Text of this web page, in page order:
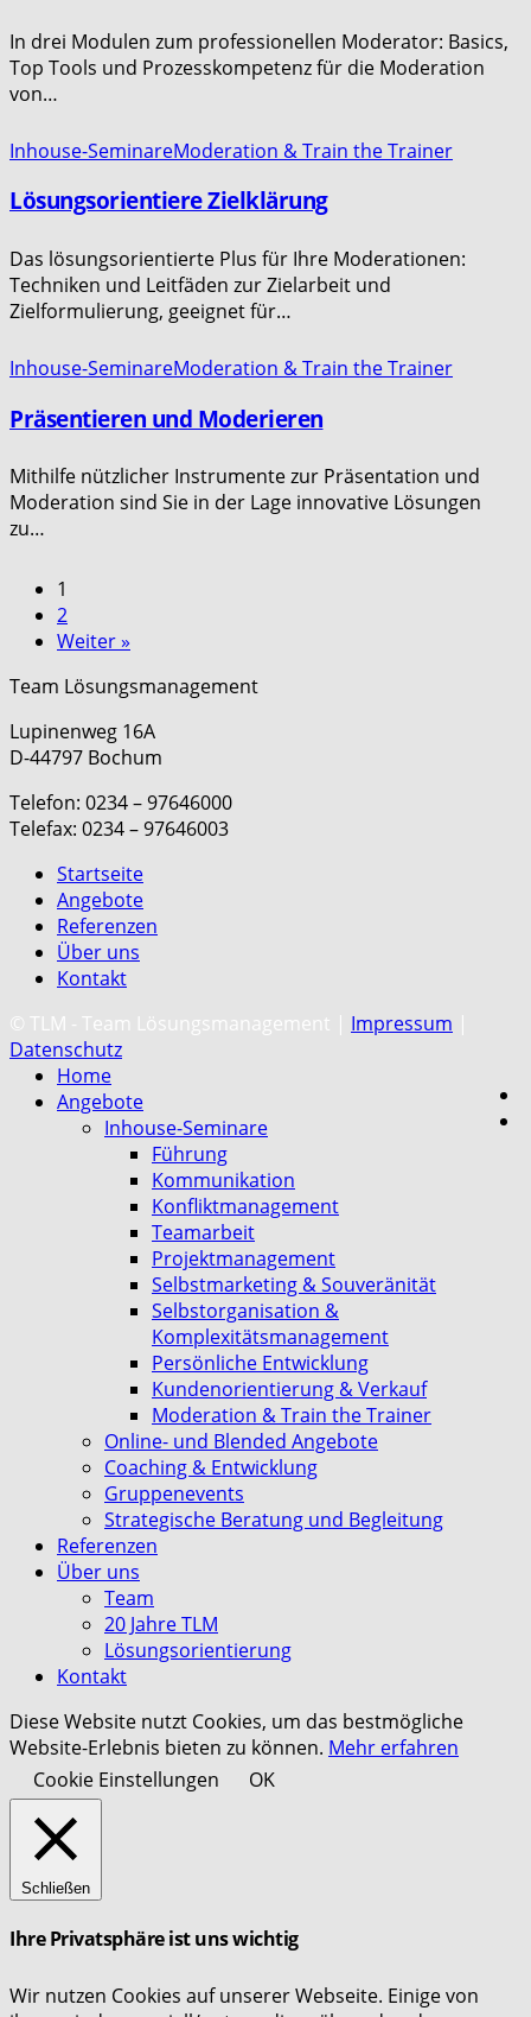
In drei Modulen zum professionellen Moderator: Basics,
Top Tools und Prozesskompetenz für die Moderation
von…
Inhouse-SeminareModeration & Train the Trainer
Lösungsorientiere Zielklärung
Das lösungsorientierte Plus für Ihre Moderationen:
Techniken und Leitfäden zur Zielarbeit und
Zielformulierung, geeignet für…
Inhouse-SeminareModeration & Train the Trainer
Präsentieren und Moderieren
Mithilfe nützlicher Instrumente zur Präsentation und
Moderation sind Sie in der Lage innovative Lösungen
zu…
1
2
Weiter »
Team Lösungsmanagement
Lupinenweg 16A
D-44797 Bochum
Telefon: 0234 – 97646000
Telefax: 0234 – 97646003
Startseite
Angebote
Referenzen
Über uns
Kontakt
© TLM - Team Lösungsmanagement | Impressum |
Datenschutz
Home
Angebote
Inhouse-Seminare
Führung
Kommunikation
Konfliktmanagement
Teamarbeit
Projektmanagement
Selbstmarketing & Souveränität
Selbstorganisation &
Komplexitätsmanagement
Persönliche Entwicklung
Kundenorientierung & Verkauf
Moderation & Train the Trainer
Online- und Blended Angebote
Coaching & Entwicklung
Gruppenevents
Strategische Beratung und Begleitung
Referenzen
Über uns
Team
20 Jahre TLM
Lösungsorientierung
Kontakt
Diese Website nutzt Cookies, um das bestmögliche
Website-Erlebnis bieten zu können. Mehr erfahren
Cookie Einstellungen
OK
Schließen
Ihre Privatsphäre ist uns wichtig
Wir nutzen Cookies auf unserer Webseite. Einige von